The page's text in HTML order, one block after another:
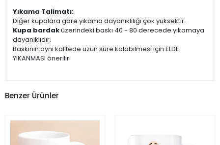
Yıkama Talimatı:
Diğer kupalara göre yıkama dayanıklılığı çok yüksektir.
Kupa bardaküzerindeki baskı 40 - 80 derecede yıkamaya
dayanıklıdır.
Baskının aynı kalitede uzun süre kalabilmesi için ELDE
YIKANMASI önerilir.
Benzer Ürünler